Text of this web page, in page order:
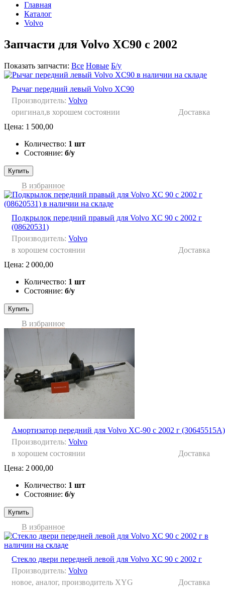
Главная
Каталог
Volvo
Запчасти для Volvo XC90 с 2002
Показать запчасти: Все Новые Б/у
Рычаг передний левый Volvo XC90
Производитель: Volvo
оригинал,в хорошем состоянии
Доставка
Цена: 1 500,00
Количество: 1 шт
Состояние: б/у
Купить
В избранное
Подкрылок передний правый для Volvo XC 90 с 2002 г
(08620531)
Производитель: Volvo
в хорошем состоянии
Доставка
Цена: 2 000,00
Количество: 1 шт
Состояние: б/у
Купить
В избранное
Амортизатор передний для Volvo XC-90 с 2002 г (30645515A)
Производитель: Volvo
в хорошем состоянии
Доставка
Цена: 2 000,00
Количество: 1 шт
Состояние: б/у
Купить
В избранное
Стекло двери передней левой для Volvo XC 90 с 2002 г
Производитель: Volvo
новое, аналог, производитель XYG
Доставка